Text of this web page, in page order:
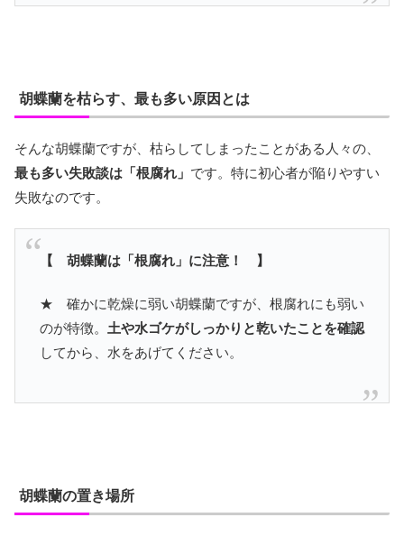
胡蝶蘭を枯らす、最も多い原因とは
そんな胡蝶蘭ですが、枯らしてしまったことがある人々の、
最も多い失敗談は「根腐れ」 です。特に初心者が陥りやすい
失敗なのです。
【 胡蝶蘭は「根腐れ」に注意！ 】
★ 確かに乾燥に弱い胡蝶蘭ですが、根腐れにも弱い
のが特徴。 土や水ゴケがしっかりと乾いたことを確認
してから、水をあげてください。
胡蝶蘭の置き場所